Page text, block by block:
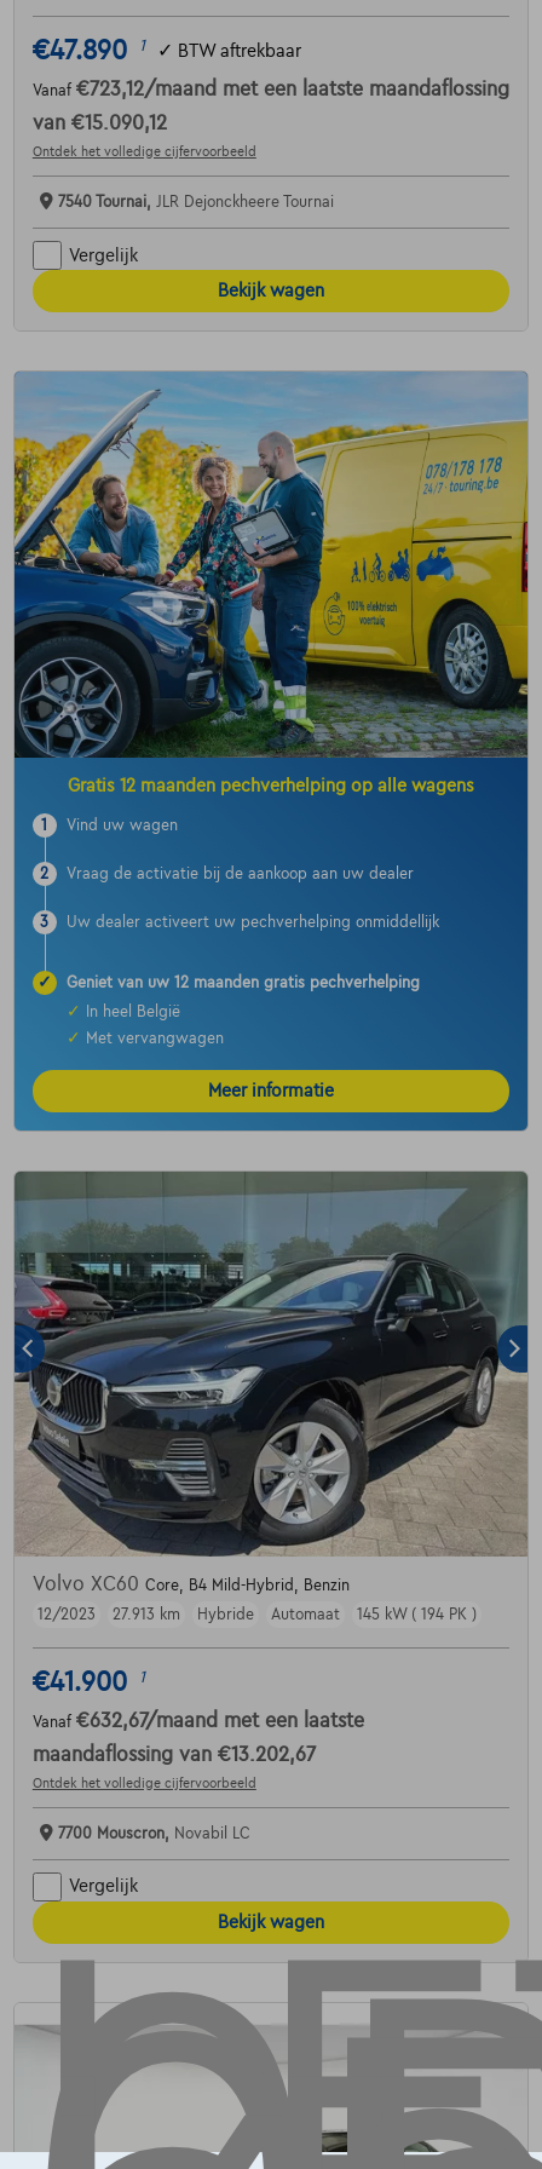
€47.890 1 ✓ BTW aftrekbaar
Vanaf €723,12/maand met een laatste maandaflossing
van €15.090,12
Ontdek het volledige cijfervoorbeeld
7540 Tournai, JLR Dejonckheere Tournai
Vergelijk
Bekijk wagen
Gratis 12 maanden pechverhelping op alle wagens
1 Vind uw wagen
2 Vraag de activatie bij de aankoop aan uw dealer
3 Uw dealer activeert uw pechverhelping onmiddellijk
✓
Geniet van uw 12 maanden gratis pechverhelping
✓
In heel België
✓
Met vervangwagen
Meer informatie
Volvo XC60 Core, B4 Mild-Hybrid, Benzin
12/2023
27.913 km Hybride Automaat 145 kW ( 194 PK )
€41.900 1
Vanaf €632,67/maand met een laatste
maandaflossing van €13.202,67
Ontdek het volledige cijfervoorbeeld
7700 Mouscron, Novabil LC
Vergelijk
Bekijk wagen